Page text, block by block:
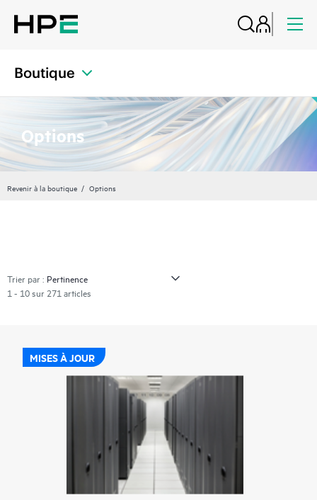
Boutique
Options
Revenir à la boutique Options
Trier par :
1 - 10 sur 271 articles
MISES À JOUR